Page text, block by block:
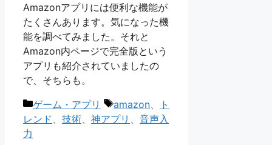
Amazonアプリには便利な機能が
たくさんあります。気になった機
能を調べてみました。それと
Amazon内ページで完全版という
アプリも紹介されていましたの
で、そちらも。
カ
テ
ゲーム・アプリ
タ
グ
amazon
ト
レンド
技術 神アプリ
音声入
力